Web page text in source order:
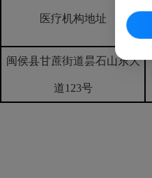
医疗机构地址
闽侯县甘蔗街道昙石山东大
道123号